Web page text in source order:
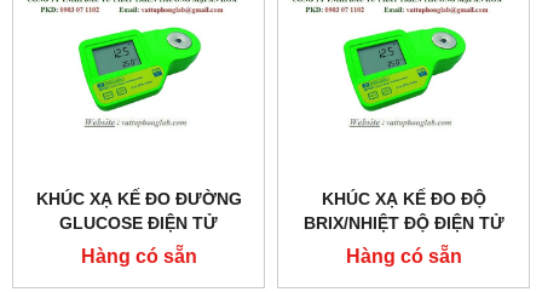
KHÚC XẠ KẾ ĐO ĐƯỜNG
GLUCOSE ĐIỆN TỬ
MODEL:MA873
Hàng có sẵn
KHÚC XẠ KẾ ĐO ĐỘ
BRIX/NHIỆT ĐỘ ĐIỆN TỬ
MODEL:MA871
Hàng có sẵn